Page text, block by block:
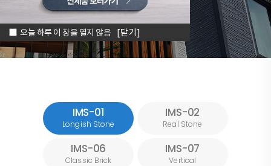
오늘 하루 이 창을 열지 않음 [닫기]
IMS-01
Longish Stone
IMS-02
Real Stone
IMS-06
Classic Brick
IMS-07
Vertical